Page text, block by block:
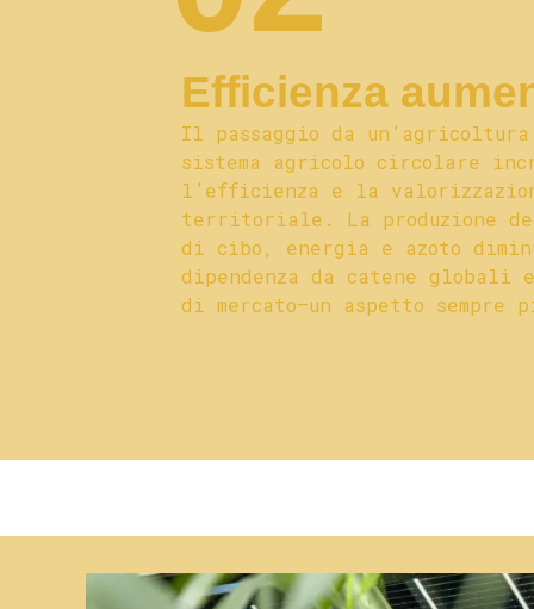
Efficienza
Il passaggio da
sistema agricolo circolare
l’efficienza e la
territoriale. La produzione
di cibo, energia e azoto
dipendenza da catene
di mercato—un aspetto